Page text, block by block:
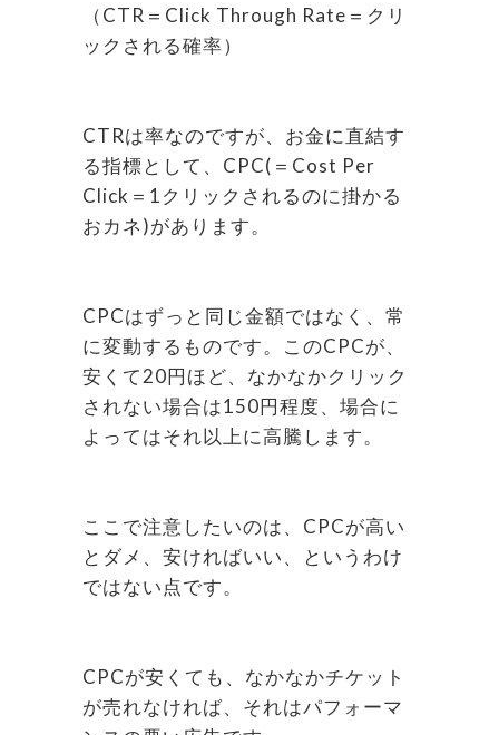
（CTR＝Click Through Rate＝クリ
ックされる確率）
CTRは率なのですが、お金に直結す
る指標として、CPC(＝Cost Per
Click＝1クリックされるのに掛かる
おカネ)があります。
CPCはずっと同じ金額ではなく、常
に変動するものです。このCPCが、
安くて20円ほど、なかなかクリック
されない場合は150円程度、場合に
よってはそれ以上に高騰します。
ここで注意したいのは、CPCが高い
とダメ、安ければいい、というわけ
ではない点です。
CPCが安くても、なかなかチケット
が売れなければ、それはパフォーマ